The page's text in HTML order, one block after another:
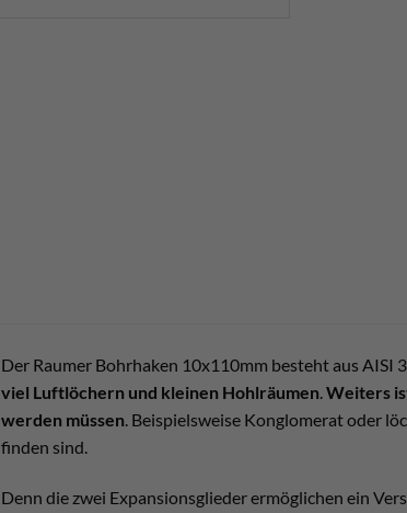
Der Raumer Bohrhaken 10x110mm besteht aus AISI
viel Luftlöchern und kleinen Hohlräumen.Weiters
werden müssen. Beispielsweise Konglomerat oder
finden sind.
Denn die zwei Expansionsglieder ermöglichen ein